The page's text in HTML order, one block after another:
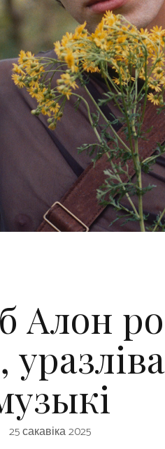
Алон
25 сакавіка 2025